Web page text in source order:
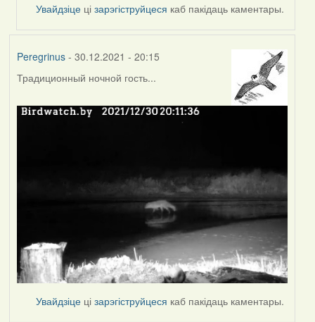
Увайдзіце цізарэгіструйцеся каб пакідаць каментары.
Peregrinus- 30.12.2021 - 20:15
Традиционный ночной гость...
Увайдзіце цізарэгіструйцеся каб пакідаць каментары.